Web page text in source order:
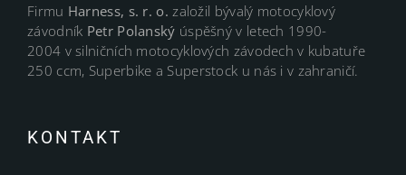
Firmu Harness, s. r. o. založil bývalý motocyklový
závodník Petr Polanský úspěšný v letech 1990-
2004 v silničních motocyklových závodech v kubatuře
250 ccm, Superbike a Superstock u nás i v zahraničí.
KONTAKT